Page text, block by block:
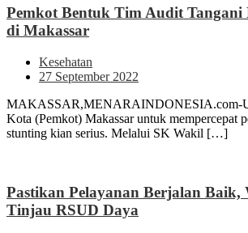
Pemkot Bentuk Tim Audit Tangani
di Makassar
Kesehatan
27 September 2022
MAKASSAR,MENARAINDONESIA.com-
Kota (Pemkot) Makassar untuk mempercepat
stunting kian serius. Melalui SK Wakil […]
Pastikan Pelayanan Berjalan
Tinjau RSUD Daya